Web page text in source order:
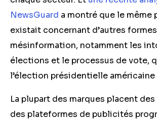
NewsGuard a montré que le même
existait concernant d’autres
mésinformation, notamment les
élections et le processus de vote,
l’élection présidentielle
La plupart des marques placent
des plateformes de publicités